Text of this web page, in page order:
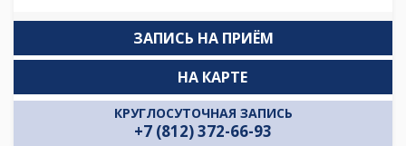
ЗАПИСЬ НА ПРИЁМ
КРУГЛОСУТОЧНАЯ ЗАПИСЬ
+7 (812) 372-66-93
НА КАРТЕ